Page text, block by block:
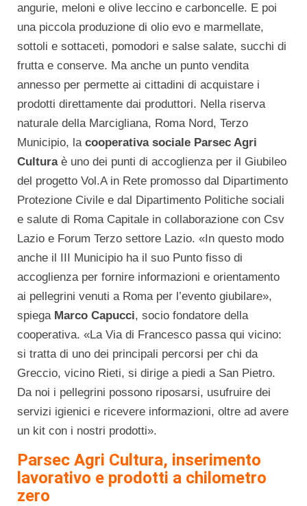
angurie, meloni e olive leccino e carboncelle. E poi
una piccola produzione di olio evo e marmellate,
sottoli e sottaceti, pomodori e salse salate, succhi di
frutta e conserve. Ma anche un punto vendita
annesso per permette ai cittadini di acquistare i
prodotti direttamente dai produttori. Nella riserva
naturale della Marcigliana, Roma Nord, Terzo
Municipio, la cooperativa sociale Parsec Agri
Culturaè uno dei punti di accoglienza per il Giubileo
del progetto Vol.A in Rete promosso dal Dipartimento
Protezione Civile e dal Dipartimento Politiche sociali
e salute di Roma Capitale in collaborazione con Csv
Lazio e Forum Terzo settore Lazio. «In questo modo
anche il III Municipio ha il suo Punto fisso di
accoglienza per fornire informazioni e orientamento
ai pellegrini venuti a Roma per l’evento giubilare»,
spiega Marco Capucci, socio fondatore della
cooperativa. «La Via di Francesco passa qui vicino:
si tratta di uno dei principali percorsi per chi da
Greccio, vicino Rieti, si dirige a piedi a San Pietro.
Da noi i pellegrini possono riposarsi, usufruire dei
servizi igienici e ricevere informazioni, oltre ad avere
un kit con i nostri prodotti».
Parsec Agri Cultura, inserimento
lavorativo e prodotti a chilometro
zero